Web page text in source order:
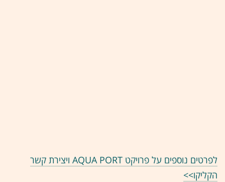
לפרטים נוספים על פרויקט AQUA PORT ויצירת קשר
הקליקו>>